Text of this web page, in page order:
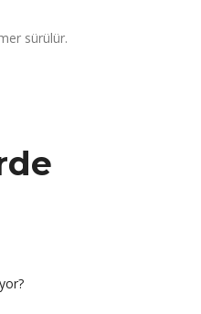
sürülür.